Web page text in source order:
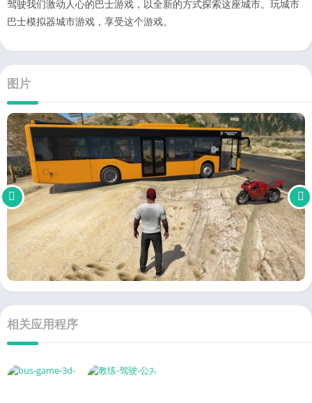
驾驶我们激动人心的巴士游戏，以全新的方式探索这座城市。玩城市
巴士模拟器城市游戏，享受这个游戏。
图片
相关应用程序